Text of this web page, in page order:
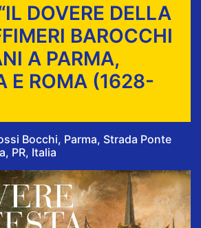
DOVERE DELLA
BAROCCHI
A PARMA,
E ROMA (1628-
Bocchi, Parma, Strada Ponte
PR, Italia